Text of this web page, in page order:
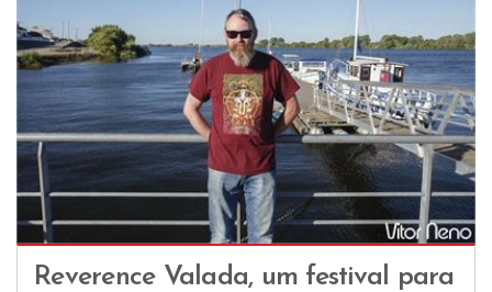
Reverence Valada, um festival para